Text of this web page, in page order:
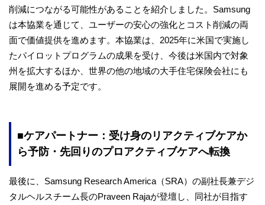
削減につながる可能性があることを紹介しました。Samsung
は本協業を通じて、ユーザーの安心の強化とコスト削減の両
面で価値提供を進めます。本協業は、2025年に米国で実施し
たパイロットプログラムの成果を受け、今後は米国内で対象
州を拡大するほか、世界の他の地域の大手住宅保険会社にも
展開を進める予定です。
■ケアパートナー：受け身のリアクティブケアか
ら予防・先回りのプロアクティブケアへ転換
最後に、Samsung Research America（SRA）の副社長兼デジ
タルヘルスチーム長のPraveen Rajaが登壇し、同社が目指す